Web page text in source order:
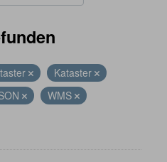
Kataster
WMS